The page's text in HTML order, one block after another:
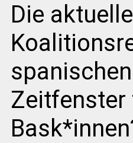
Die aktuelle
Zeitfenster